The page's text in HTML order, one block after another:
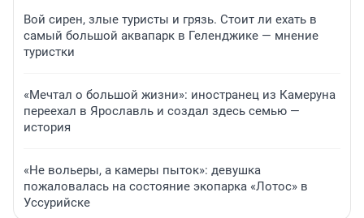
Вой сирен, злые туристы и грязь. Стоит ли ехать в
самый большой аквапарк в Геленджике — мнение
туристки
«Мечтал о большой жизни»: иностранец из Камеруна
переехал в Ярославль и создал здесь семью —
история
«Не вольеры, а камеры пыток»: девушка
пожаловалась на состояние экопарка «Лотос» в
Уссурийске